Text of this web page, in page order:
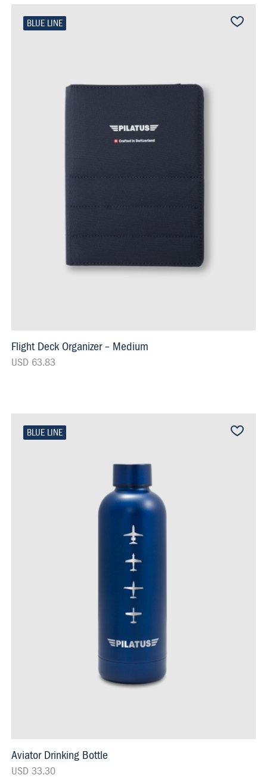
BLUE LINE
Flight Deck Organizer – Medium
USD 63.83
BLUE LINE
Aviator Drinking Bottle
USD 33.30